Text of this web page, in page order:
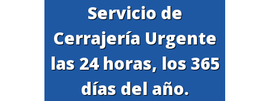
Servicio de
Cerrajería Urgente
las 24 horas, los 365
días del año.